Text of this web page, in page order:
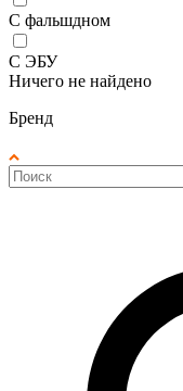
С фальшдном
С ЭБУ
Ничего не найдено
Бренд